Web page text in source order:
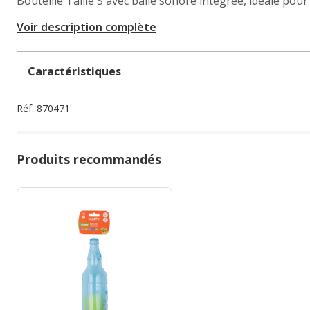
Voir description complète
Caractéristiques
Réf. 870471
Produits recommandés